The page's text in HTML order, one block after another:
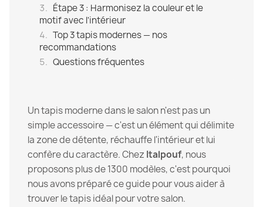
Étape 3 : Harmonisez la couleur et le
motif avec l'intérieur
Top 3 tapis modernes — nos
recommandations
Questions fréquentes
Un tapis moderne dans le salon n'est pas un
simple accessoire — c'est un élément qui délimite
la zone de détente, réchauffe l'intérieur et lui
confère du caractère. Chez Italpouf, nous
proposons plus de 1300 modèles, c'est pourquoi
nous avons préparé ce guide pour vous aider à
trouver le tapis idéal pour votre salon.